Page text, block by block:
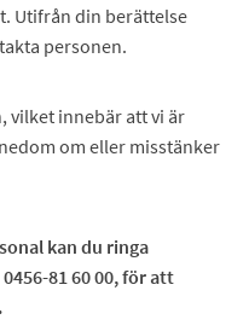
Utifrån din berättelse
personen.
vilket innebär att vi är
om eller misstänker
kan du ringa
81 60 00, för att